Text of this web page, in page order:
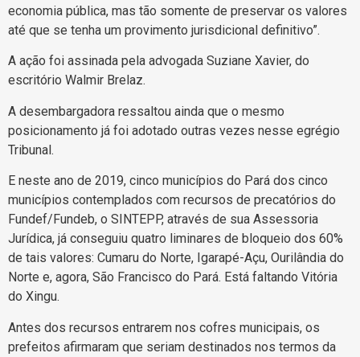
economia pública, mas tão somente de preservar os valores
até que se tenha um provimento jurisdicional definitivo”.
A ação foi assinada pela advogada Suziane Xavier, do
escritório Walmir Brelaz.
A desembargadora ressaltou ainda que o mesmo
posicionamento já foi adotado outras vezes nesse egrégio
Tribunal.
E neste ano de 2019, cinco municípios do Pará dos cinco
municípios contemplados com recursos de precatórios do
Fundef/Fundeb, o SINTEPP, através de sua Assessoria
Jurídica, já conseguiu quatro liminares de bloqueio dos 60%
de tais valores: Cumaru do Norte, Igarapé-Açu, Ourilândia do
Norte e, agora, São Francisco do Pará. Está faltando Vitória
do Xingu.
Antes dos recursos entrarem nos cofres municipais, os
prefeitos afirmaram que seriam destinados nos termos da